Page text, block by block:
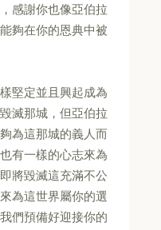
感謝你也像亞伯拉
夠在你的恩典中被
堅定並且興起成為
滅那城，但亞伯拉
為這那城的義人而
有一樣的心志來為
將毀滅這充滿不公
為這世界屬你的選
們預備好迎接你的